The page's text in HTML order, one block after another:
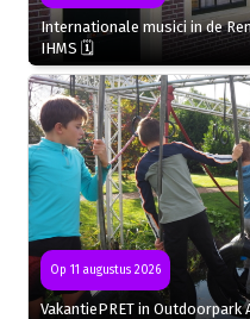
Internationale musici in de
IHMS 🗓
Op 11 augustus 2026
VakantiePRET in